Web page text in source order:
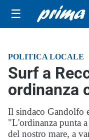
☰
POLITICA LOCALE
Surf a
ordinanza
Il sindaco Gandolfo
"L'ordinanza punta
del nostro mare, a